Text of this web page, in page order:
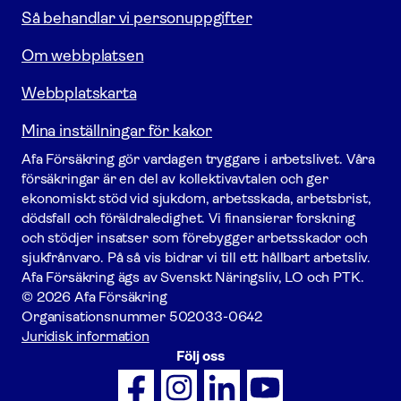
Så behandlar vi personuppgifter
Om webbplatsen
Webbplatskarta
Mina inställningar för kakor
Afa För­säkring gör vardagen tryggare i arbetslivet. Våra
försäk­ringar är en del av kollektivavtalen och ger
ekonomiskt stöd vid sjukdom, arbetsskada, arbetsbrist,
dödsfall och föräldraledighet. Vi finansierar forskning
och stödjer insatser som förebygger arbets­skador och
sjukfrånvaro. På så vis bidrar vi till ett hållbart arbetsliv.
Afa För­säkring ägs av Svenskt Näringsliv, LO och PTK.
© 2026 Afa Försäkring
Organisationsnummer 502033-0642
Juridisk information
Följ oss